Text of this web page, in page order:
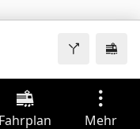
Fahrplan Mehr